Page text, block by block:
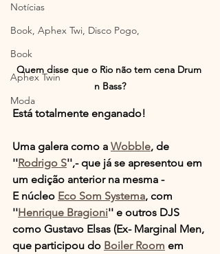
Notícias
Book, Aphex Twi, Disco Pogo,
Book
Aphex Twin
Moda
Quem disse que o Rio não tem cena Drum
n Bass?
Está totalmente enganado!
Uma galera como a Wobble, de
''Rodrigo S'',- que já se apresentou em
um edição anterior na mesma -
E núcleo Eco Som Systema, com
''Henrique Bragioni'' e outros DJS
como Gustavo Elsas (Ex- Marginal Men,
que participou do Boiler Room em